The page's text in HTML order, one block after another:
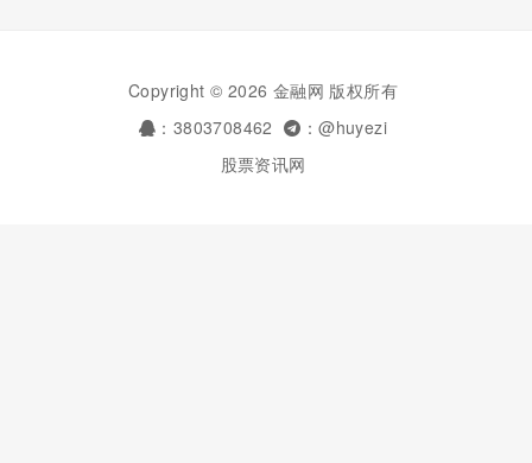
Copyright © 2026 金融网 版权所有
：3803708462
：@huyezi
股票资讯网